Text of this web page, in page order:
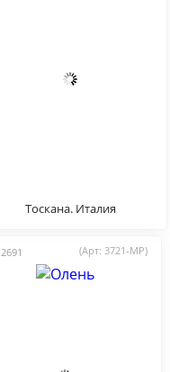
Тоскана. Италия
2691 (Арт: 3721-MP)